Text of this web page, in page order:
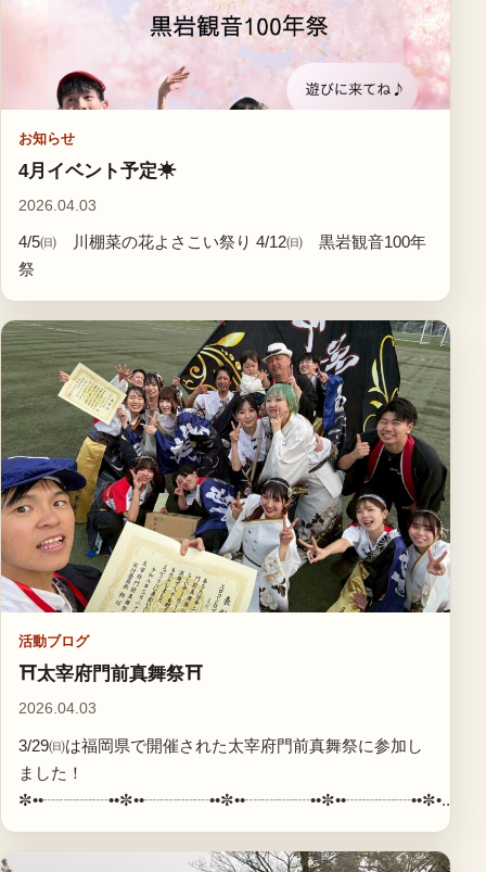
お知らせ
4月イベント予定☀
2026.04.03
4/5㈰ 川棚菜の花よさこい祭り 4/12㈰ 黒岩観音100年
祭
活動ブログ
⛩太宰府門前真舞祭⛩
2026.04.03
3/29㈰は福岡県で開催された太宰府門前真舞祭に参加し
ました！
✼••┈┈┈┈••✼••┈┈┈┈••✼••┈┈┈┈••✼••┈┈┈┈••✼•...